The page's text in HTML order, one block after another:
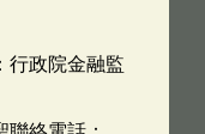
行政院金融監